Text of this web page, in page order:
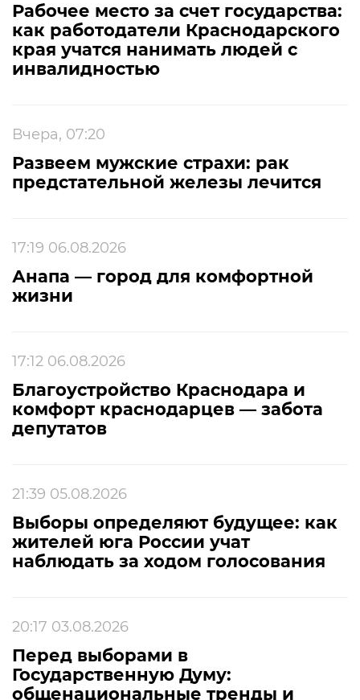
Рабочее место за счет государства:
как работодатели Краснодарского
края учатся нанимать людей с
инвалидностью
Вчера, 07:20
Развеем мужские страхи: рак
предстательной железы лечится
17:19 06.08.2026
Анапа — город для комфортной
жизни
17:12 06.08.2026
Благоустройство Краснодара и
комфорт краснодарцев — забота
депутатов
21:39 05.08.2026
Выборы определяют будущее: как
жителей юга России учат
наблюдать за ходом голосования
20:17 03.08.2026
Перед выборами в
Государственную Думу:
общенациональные тренды и